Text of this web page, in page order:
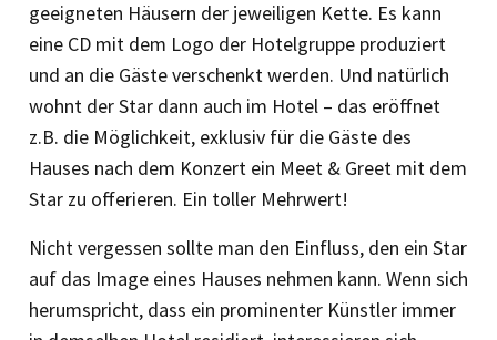
geeigneten Häusern der jeweiligen Kette. Es kann
eine CD mit dem Logo der Hotelgruppe produziert
und an die Gäste verschenkt werden. Und natürlich
wohnt der Star dann auch im Hotel – das eröffnet
z.B. die Möglichkeit, exklusiv für die Gäste des
Hauses nach dem Konzert ein Meet & Greet mit dem
Star zu offerieren. Ein toller Mehrwert!
Nicht vergessen sollte man den Einfluss, den ein Star
auf das Image eines Hauses nehmen kann. Wenn sich
herumspricht, dass ein prominenter Künstler immer